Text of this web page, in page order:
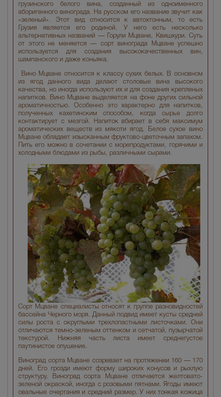
грузинского белого вина, созданный из одноименного
аборигенного винограда. На русском его название звучит как
«зеленый». Этот вид относится к автохтонным, то есть
Грузия является его родиной. У него есть несколько
альтернативных названий — Горули Мцване, Квишхури. Суть
от этого не меняется — сорт винограда Мцване успешно
используется для создания высококачественных вин,
шампанского и даже коньяка.
Вино Мцване относится к классу сухих белых. В основном
из ягод данного вида делают столовые вина высокого
качества, но иногда используют их и для создания крепленых
напитков. Вино Мцване выделяется на фоне других сильной
ароматичностью. Особенно это характерно для напитков,
полученных кахетинским способом, когда сырье долго
контактирует с мезгой. Напиток вбирает в себя максимум
ароматических веществ из мякоти ягод. Белое сухое вино
Мцване обладает изысканным фруктово-цветочным запахом.
Пить его можно в сочетании с морепродуктами, горячими и
холодными блюдами из рыбы, различными сырами.
Сорт Мцване специалисты относят к группе разновидностей
бассейна Черного моря. Данный подвид имеет кусты средней
силы роста с округлыми трехлопастными листочками. Они
отличаются темно-зеленым оттенком и сетчатой, пузырчатой
текстурой. Нижняя часть листа имеет среднегустое
паутинистое опушение.
Виноград сорта Мцване созревает на протяжении 160 — 170
дней. Его грозди имеют форму широких конусов и рыхлую
структуру. Виноград сорта Мцване отличается желтовато-
зеленой окраской, иногда с розовыми пятнами. Ягоды имеют
овальные очертания и средний размер. У них тонкая кожица